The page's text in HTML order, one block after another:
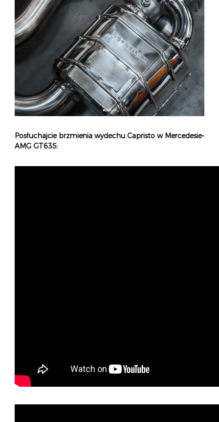
Posłuchajcie brzmienia wydechu Capristo w Mercedesie-
AMG GT63S: